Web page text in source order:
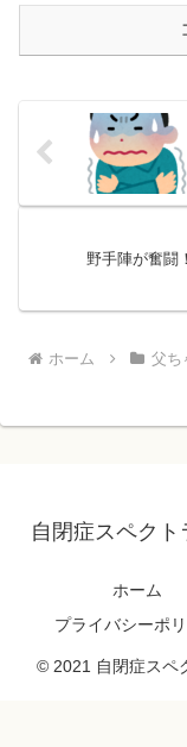
野手陣が奮闘
ホーム 父ち
自閉症スペク
ホーム
プライバシーポ
© 2021 自閉症スペ